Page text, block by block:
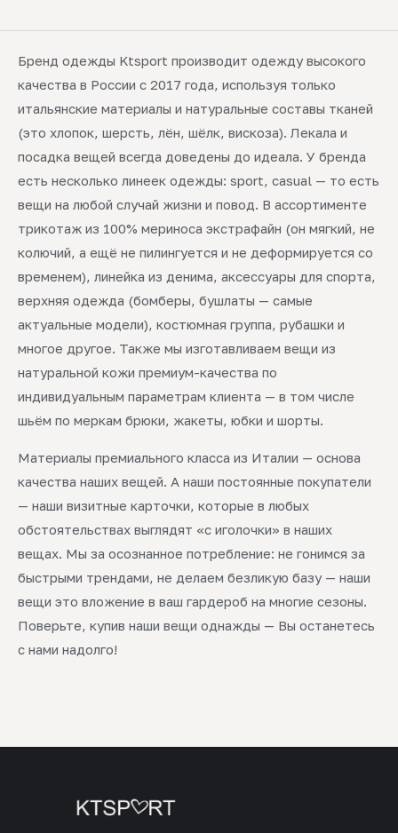
Бренд одежды Ktsport производит одежду высокого
качества в России с 2017 года, используя только
итальянские материалы и натуральные составы тканей
(это хлопок, шерсть, лён, шёлк, вискоза). Лекала и
посадка вещей всегда доведены до идеала. У бренда
есть несколько линеек одежды: sport, casual — то есть
вещи на любой случай жизни и повод. В ассортименте
трикотаж из 100% мериноса экстрафайн (он мягкий, не
колючий, а ещё не пилингуется и не деформируется со
временем), линейка из денима, аксессуары для спорта,
верхняя одежда (бомберы, бушлаты — самые
актуальные модели), костюмная группа, рубашки и
многое другое. Также мы изготавливаем вещи из
натуральной кожи премиум-качества по
индивидуальным параметрам клиента — в том числе
шьём по меркам брюки, жакеты, юбки и шорты.
Материалы премиального класса из Италии — основа
качества наших вещей. А наши постоянные покупатели
— наши визитные карточки, которые в любых
обстоятельствах выглядят «с иголочки» в наших
вещах. Мы за осознанное потребление: не гонимся за
быстрыми трендами, не делаем безликую базу — наши
вещи это вложение в ваш гардероб на многие сезоны.
Поверьте, купив наши вещи однажды — Вы останетесь
с нами надолго!